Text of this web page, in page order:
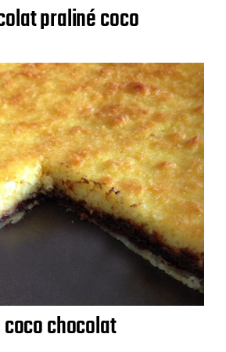
praliné coco
chocolat